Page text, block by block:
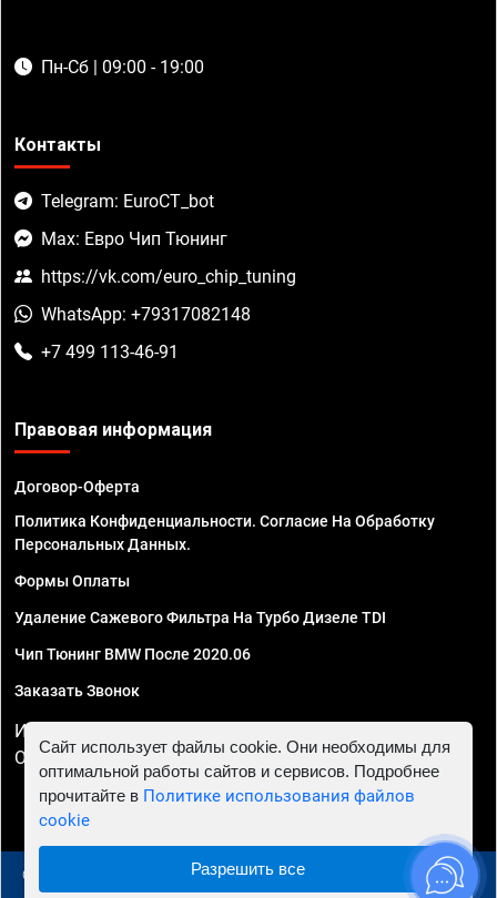
Пн-Сб | 09:00 - 19:00
Контакты
Telegram: EuroCT_bot
Max: Евро Чип Тюнинг
https://vk.com/euro_chip_tuning
WhatsApp: +79317082148
+7 499 113-46-91
Правовая информация
Договор-Оферта
Политика Конфиденциальности. Согласие На Обработку
Персональных Данных.
Формы Оплаты
Удаление Сажевого Фильтра На Турбо Дизеле TDI
Чип Тюнинг BMW После 2020.06
Заказать Звонок
ИП Смирнов Георгий Павлович. ИНН 781302555843,
ОГРНИП 324470400032610
© 2010 - 2026 Чип тюнинг в Москве и МО - Автосервис
Сайт использует файлы cookie. Они необходимы для
оптимальной работы сайтов и сервисов. Подробнее
прочитайте в Политике использования файлов
cookie
Разрешить все